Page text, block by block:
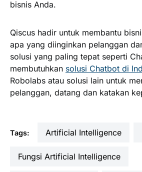
bisnis Anda.
Qiscus hadir untuk membantu
apa yang diinginkan pelanggan
solusi yang paling tepat seperti
membutuhkan solusi Chatbot di
Robolabs atau solusi lain untuk
pelanggan, datang dan katakan
Tags: Artificial Intelligence
fungsi Artificial Intelligence